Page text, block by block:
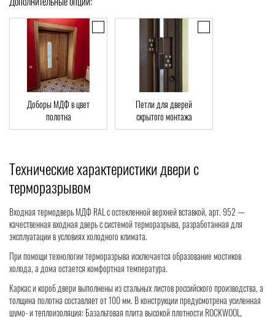
Доборы МДФ в цвет
полотна
Петли для дверей
скрытого монтажа
Технические характеристики двери с
терморазрывом
Входная термодверь МДФ RAL с остекленной верхней вставкой, арт. 952 —
качественная входная дверь с системой терморазрыва, разработанная для
эксплуатации в условиях холодного климата.
При помощи технологии терморазрыва исключается образование мостиков
холода, а дома остается комфортная температура.
Каркас и короб двери выполнены из стальных листов российского производства, а
толщина полотна составляет от 100 мм. В конструкции предусмотрена усиленная
шумо- и теплоизоляция: Базальтовая плита высокой плотности ROCKWOOL,